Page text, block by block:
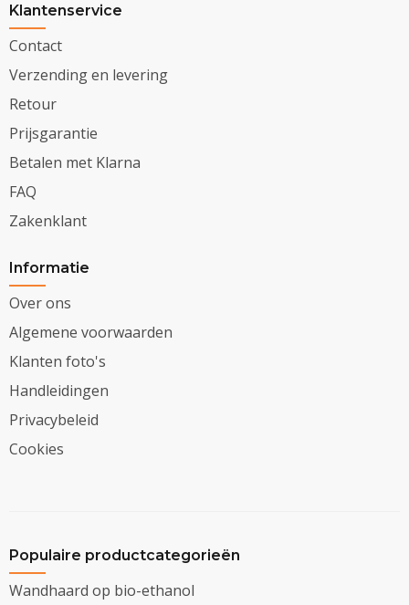
Klantenservice
Contact
Verzending en levering
Retour
Prijsgarantie
Betalen met Klarna
FAQ
Zakenklant
Informatie
Over ons
Algemene voorwaarden
Klanten foto's
Handleidingen
Privacybeleid
Cookies
Populaire productcategorieën
Wandhaard op bio-ethanol